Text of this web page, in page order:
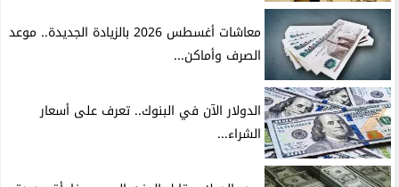
معاشات أغسطس 2026 بالزيادة الجديدة.. موعد
الصرف وأماكن...
الدولار الآن في البنوك.. تعرف على أسعار
الشراء...